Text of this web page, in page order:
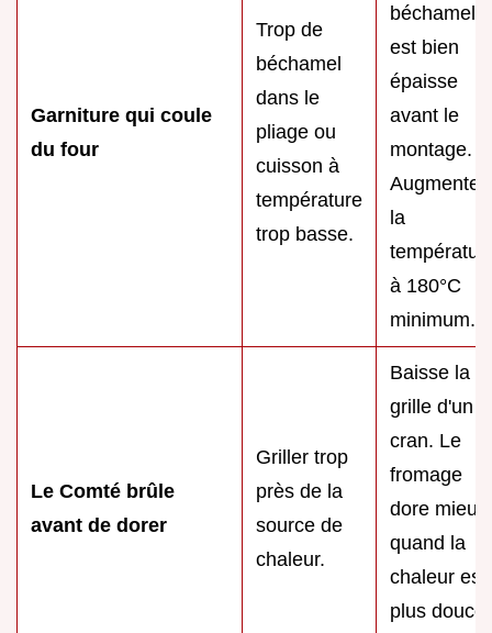
Garniture qui coule
du four
Trop de
béchamel
dans le
pliage ou
cuisson à
température
trop basse.
béchamel
est bien
épaisse
avant le
montage.
Augmente
la
à 180°C
minimum.
Le Comté brûle
avant de dorer
Griller trop
près de la
source de
chaleur.
Baisse la
grille d'un
cran. Le
fromage
dore mieux
quand la
chaleur est
plus douce